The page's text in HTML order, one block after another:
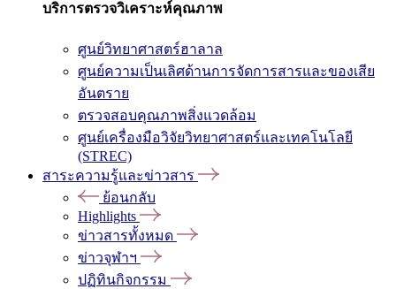
บริการตรวจวิเคราะห์คุณภาพ
ศูนย์วิทยาศาสตร์ฮาลาล
ศูนย์ความเป็นเลิศด้านการจัดการสารและของเสีย
อันตราย
ตรวจสอบคุณภาพสิ่งแวดล้อม
ศูนย์เครื่องมือวิจัยวิทยาศาสตร์และเทคโนโลยี
(STREC)
สาระความรู้และข่าวสาร
ย้อนกลับ
Highlights
ข่าวสารทั้งหมด
ข่าวจุฬาฯ
ปฏิทินกิจกรรม